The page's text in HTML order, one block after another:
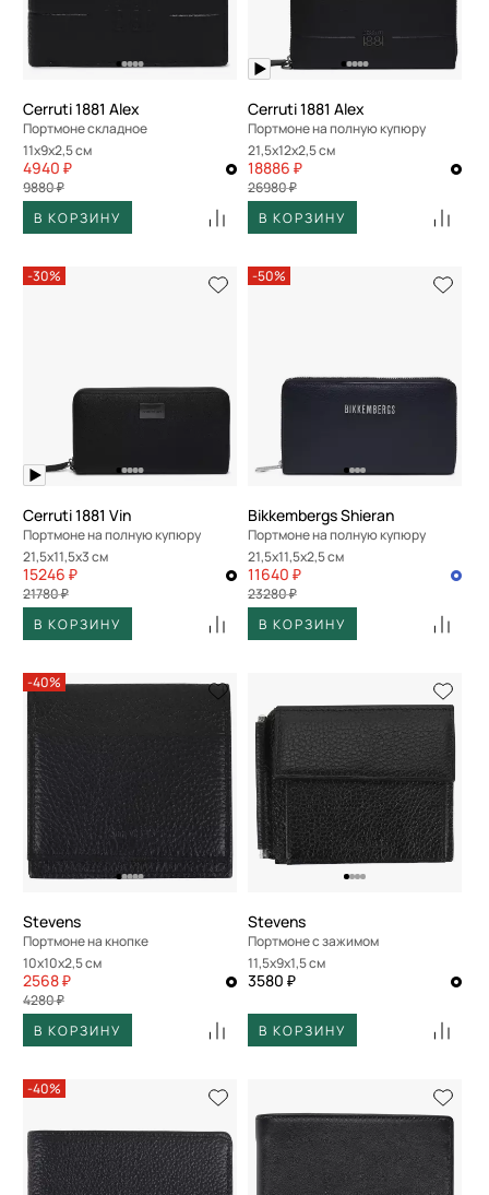
Cerruti 1881 Alex
Портмоне складное
11x9x2,5 см
4940 ₽
9880 ₽
В КОРЗИНУ
Cerruti 1881 Alex
Портмоне на полную купюру
21,5x12x2,5 см
18886 ₽
26980 ₽
В КОРЗИНУ
-30%
Cerruti 1881 Vin
Портмоне на полную купюру
21,5x11,5x3 см
15246 ₽
21780 ₽
В КОРЗИНУ
-50%
Bikkembergs Shieran
Портмоне на полную купюру
21,5x11,5x2,5 см
11640 ₽
23280 ₽
В КОРЗИНУ
-40%
Stevens
Портмоне на кнопке
10x10x2,5 см
2568 ₽
4280 ₽
В КОРЗИНУ
Stevens
Портмоне с зажимом
11,5x9x1,5 см
3580 ₽
В КОРЗИНУ
-40%